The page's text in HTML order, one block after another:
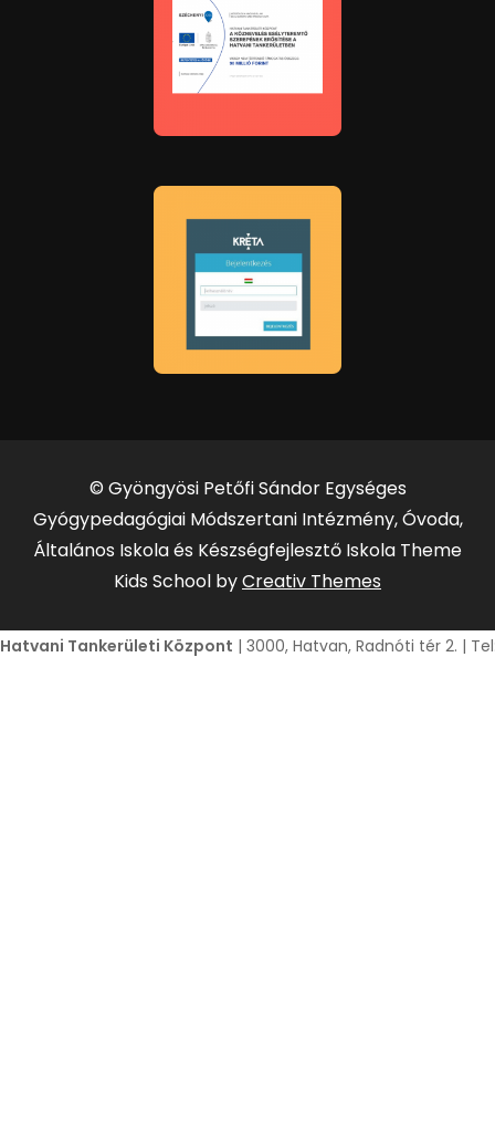
© Gyöngyösi Petőfi Sándor Egységes
Gyógypedagógiai Módszertani Intézmény, Óvoda,
Általános Iskola és Készségfejlesztő Iskola Theme
Kids School byCreativ Themes
Hatvani Tankerületi Központ | 3000, Hatvan, Radnóti tér 2. |